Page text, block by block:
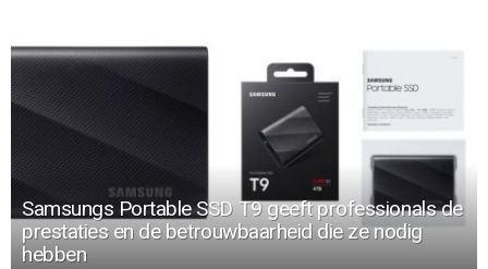
Samsungs Portable SSD T9 geeft professionals de
prestaties en de betrouwbaarheid die ze nodig
hebben